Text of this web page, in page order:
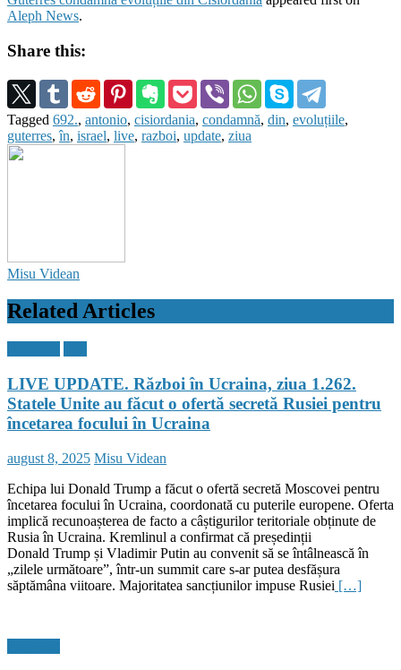
Aleph News.
Share this:
Tagged 692., antonio, cisiordania, condamnă, din, evoluțiile,
guterres,în, israel, live, razboi, update, ziua
Misu Videan
Related Articles
LIVE UPDATE. Război în Ucraina, ziua 1.262.
Statele Unite au făcut o ofertă secretă Rusiei pentru
încetarea focului în Ucraina
Posted
august 8, 2025 Author
Misu Videan
Echipa lui Donald Trump a făcut o ofertă secretă Moscovei pentru
încetarea focului în Ucraina, coordonată cu puterile europene. Oferta
implică recunoașterea de facto a câștigurilor teritoriale obținute de
Rusia în Ucraina. Kremlinul a confirmat că președinții
Donald Trump și Vladimir Putin au convenit să se întâlnească în
„zilele următoare”, într-un summit care s-ar putea desfășura
săptămâna viitoare. Majoritatea sancțiunilor impuse Rusiei […]